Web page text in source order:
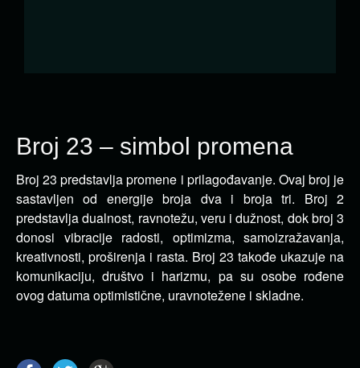
Broj 23 – simbol promena
Broj 23 predstavlja promene i prilagođavanje. Ovaj broj je
sastavljen od energije broja dva i broja tri. Broj 2
predstavlja dualnost, ravnotežu, veru i dužnost, dok broj 3
donosi vibracije radosti, optimizma, samoizražavanja,
kreativnosti, proširenja i rasta. Broj 23 takođe ukazuje na
komunikaciju, društvo i harizmu, pa su osobe rođene
ovog datuma optimistične, uravnotežene i skladne.